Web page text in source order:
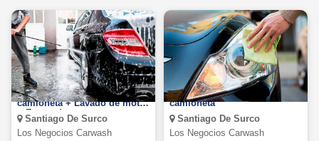
Lavado VIP pata auto o
camioneta + Lavado de motor
+ Encerado
Santiago De Surco
Los Negocios Carwash
Pulido de faros para auto o
camioneta
Santiago De Surco
Los Negocios Carwash